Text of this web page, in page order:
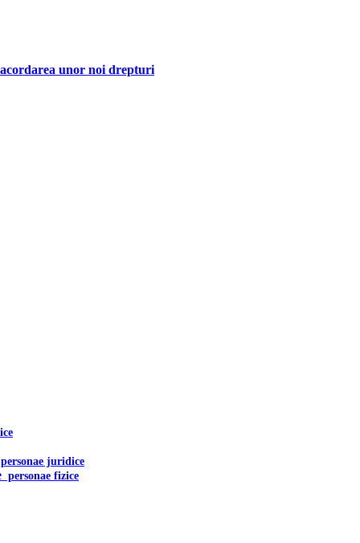
unor noi drepturi
juridice
personae fizice